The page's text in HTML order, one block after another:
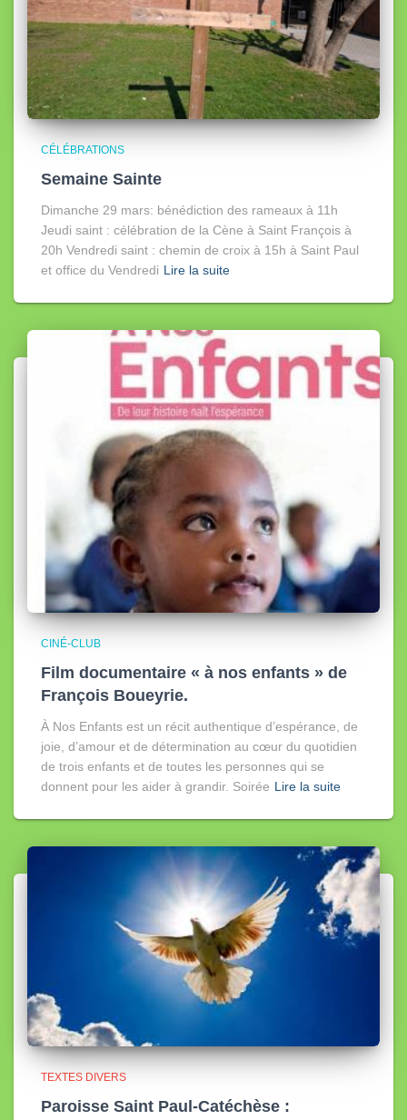
CÉLÉBRATIONS
Semaine Sainte
Dimanche 29 mars: bénédiction des rameaux à 11h
Jeudi saint : célébration de la Cène à Saint François à
20h Vendredi saint : chemin de croix à 15h à Saint Paul
et office du Vendredi Lire la suite
CINÉ-CLUB
Film documentaire « à nos enfants » de
François Boueyrie.
À Nos Enfants est un récit authentique d’espérance, de
joie, d’amour et de détermination au cœur du quotidien
de trois enfants et de toutes les personnes qui se
donnent pour les aider à grandir. Soirée Lire la suite
TEXTES DIVERS
Paroisse Saint Paul-Catéchèse :